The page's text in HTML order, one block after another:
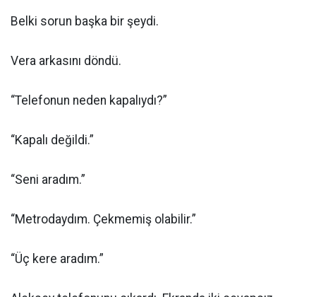
Belki sorun başka bir şeydi.
Vera arkasını döndü.
“Telefonun neden kapalıydı?”
“Kapalı değildi.”
“Seni aradım.”
“Metrodaydım. Çekmemiş olabilir.”
“Üç kere aradım.”